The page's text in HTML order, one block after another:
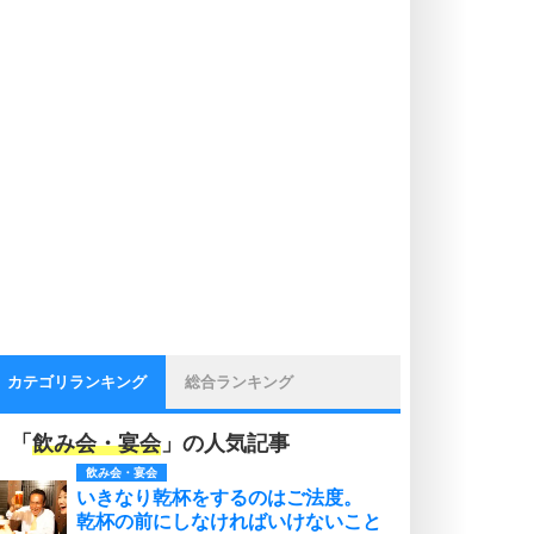
カテゴリランキング 総合ランキング
「 飲み会・宴会」の人気記事
飲み会・宴会
いきなり乾杯をするのはご法度。
乾杯の前にしなければいけないこと